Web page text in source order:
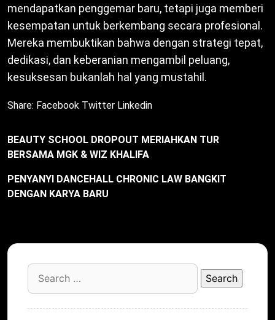
mendapatkan penggemar baru, tetapi juga memberi
kesempatan untuk berkembang secara profesional.
Mereka membuktikan bahwa dengan strategi tepat,
dedikasi, dan keberanian mengambil peluang,
kesuksesan bukanlah hal yang mustahil.
Share: Facebook Twitter Linkedin
BEAUTY SCHOOL DROPOUT MERIAHKAN TUR
BERSAMA MGK & WIZ KHALIFA
PENYANYI DANCEHALL CHRONIC LAW BANGKIT
DENGAN KARYA BARU
Search
for: